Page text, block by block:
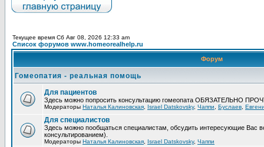
Текущее время Сб Авг 08, 2026 12:33 am
Список форумов www.homeorealhelp.ru
Форум
Гомеопатия - реальная помощь
Для пациентов
Здесь можно попросить консультацию гомеопата ОБЯЗАТЕЛЬНО
Модераторы Наталья Калиновская Israel Datskovsky, Чаппи Буслаев
Для специалистов
Здесь можно пообщаться специалистам, обсудить интересующие Вас
консультированием).
Модераторы Наталья Калиновская Israel Datskovsky, Чаппи